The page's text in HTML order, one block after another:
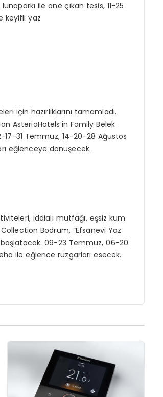
ile öne çıkan tesis, 11-25
keyifli yaz
için hazırlıklarını tamamladı.
AsteriaHotels’in Family Belek
17-31 Temmuz, 14-20-28 Ağustos
eğlenceye dönüşecek.
iddialı mutfağı, eşsiz kum
Bodrum, “Efsanevi Yaz
başlatacak. 09-23 Temmuz, 06-20
ile eğlence rüzgarları esecek.